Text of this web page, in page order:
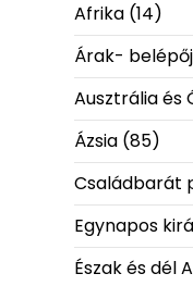
Afrika(14)
Árak-
Ausztrália és
Ázsia(85)
Családbarát
Egynapos
Észak és dél